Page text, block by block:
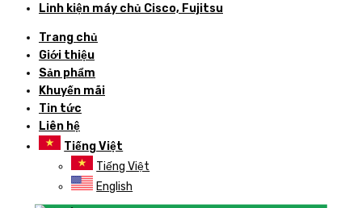
Linh kiện máy chủ Cisco, Fujitsu
Trang chủ
Giới thiệu
Sản phẩm
Khuyến mãi
Tin tức
Liên hệ
Tiếng Việt
Tiếng Việt
English